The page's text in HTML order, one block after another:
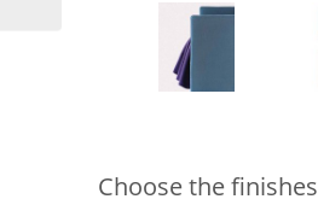
Choose the finishes